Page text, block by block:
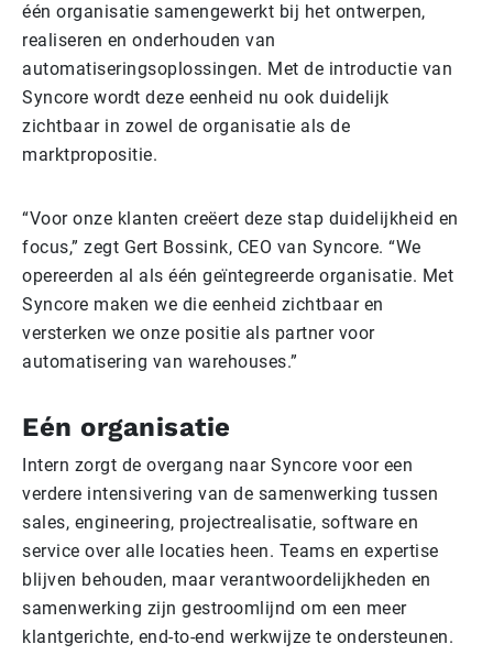
één organisatie samengewerkt bij het ontwerpen,
realiseren en onderhouden van
automatiseringsoplossingen. Met de introductie van
Syncore wordt deze eenheid nu ook duidelijk
zichtbaar in zowel de organisatie als de
marktpropositie.
“Voor onze klanten creëert deze stap duidelijkheid en
focus,” zegt Gert Bossink, CEO van Syncore. “We
opereerden al als één geïntegreerde organisatie. Met
Syncore maken we die eenheid zichtbaar en
versterken we onze positie als partner voor
automatisering van warehouses.”
Eén organisatie
Intern zorgt de overgang naar Syncore voor een
verdere intensivering van de samenwerking tussen
sales, engineering, projectrealisatie, software en
service over alle locaties heen. Teams en expertise
blijven behouden, maar verantwoordelijkheden en
samenwerking zijn gestroomlijnd om een meer
klantgerichte, end-to-end werkwijze te ondersteunen.